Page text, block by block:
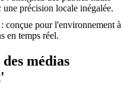
précision locale inégalée.
conçue pour l'environnement à
en temps réel.
médias